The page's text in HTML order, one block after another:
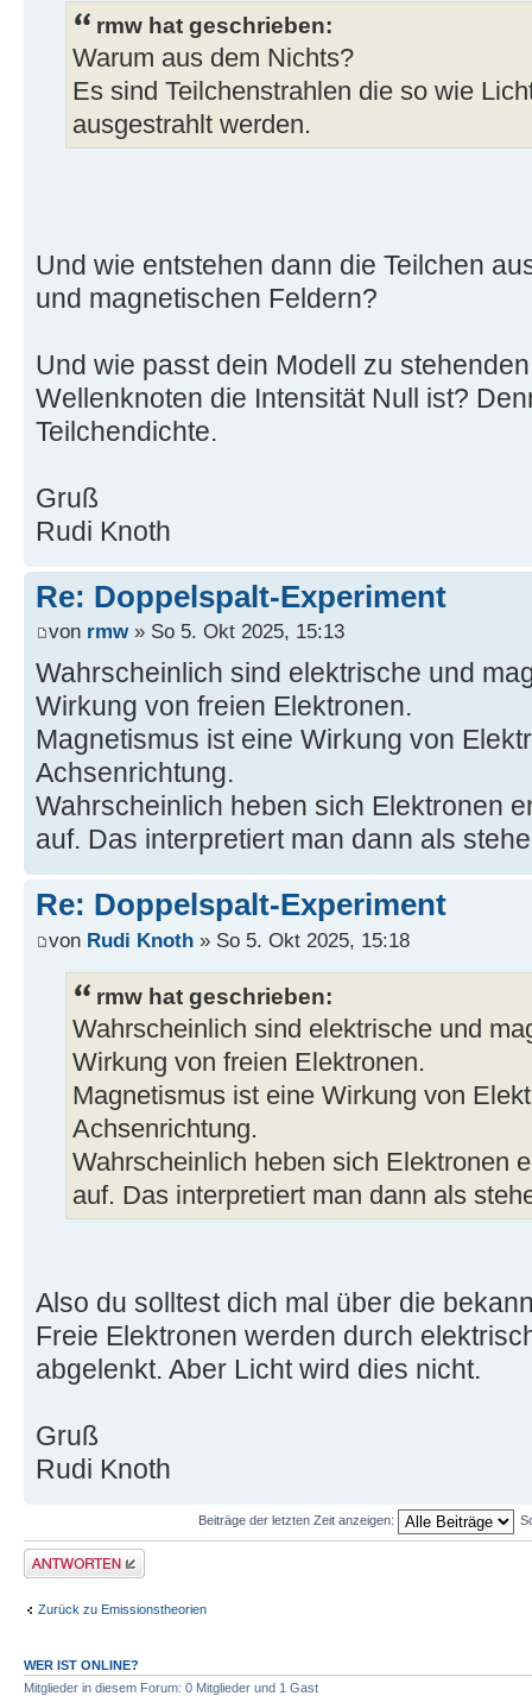
rmw hat geschrieben:
Warum aus dem Nichts?
Es sind Teilchenstrahlen die so wie
ausgestrahlt werden.
Und wie entstehen dann die Teilchen
und magnetischen Feldern?
Und wie passt dein Modell zu
Wellenknoten die Intensität Null ist?
Teilchendichte.
Gruß
Rudi Knoth
Re: Doppelspalt-Experiment
von rmw» So 5. Okt 2025, 15:13
Wahrscheinlich sind elektrische und
Wirkung von freien Elektronen.
Magnetismus ist eine Wirkung von
Achsenrichtung.
Wahrscheinlich heben sich Elektronen
auf. Das interpretiert man dann als
Re: Doppelspalt-Experiment
von Rudi Knoth » So 5. Okt 2025, 15:18
rmw hat geschrieben:
Wahrscheinlich sind elektrische und
Wirkung von freien Elektronen.
Magnetismus ist eine Wirkung von
Achsenrichtung.
Wahrscheinlich heben sich Elektronen
auf. Das interpretiert man dann als
Also du solltest dich mal über die
Freie Elektronen werden durch
abgelenkt. Aber Licht wird dies nicht.
Gruß
Rudi Knoth
Beiträge der letzten Zeit anzeigen:
Antwort erstellen
Zurück zu Emissionstheorien
WER IST ONLINE?
Mitglieder in diesem Forum: 0 Mitglieder und 1 Gast